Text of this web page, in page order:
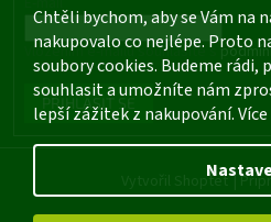
Chtěli bychom, aby se Vám na
nakupovalo co nejlépe. Proto
soubory cookies. Budeme rádi,
souhlasit a umožníte nám
lepší zážitek z nakupování.
Vložením e-mailu souhlasíte s
PŘIHLÁSIT SE
Vytvořil Shoptet |